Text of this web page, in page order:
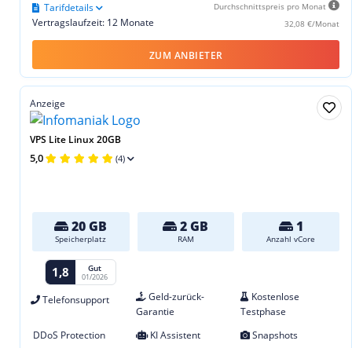
Durchschnittspreis pro Monat
32,08 €/Monat
Vertragslaufzeit: 12 Monate
Tarifdetails
ZUM ANBIETER
Anzeige
VPS Lite Linux 20GB
5,0 (4)
20 GB
Speicherplatz
2 GB
RAM
1
Anzahl vCore
1,8 Gut
01/2026
Telefonsupport
Geld-zurück-
Garantie
Kostenlose
Testphase
DDoS Protection
KI Assistent
Snapshots